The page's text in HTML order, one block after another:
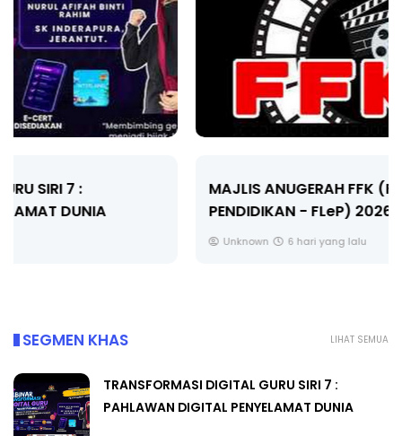
MAJLIS ANUGERAH FFK (FESTIVAL LENSA
PENDIDIKAN - FLeP) 2026
LIHAT SEMUA
SEGMEN KHAS
TRANSFORMASI DIGITAL GURU SIRI 7 :
PAHLAWAN DIGITAL PENYELAMAT DUNIA